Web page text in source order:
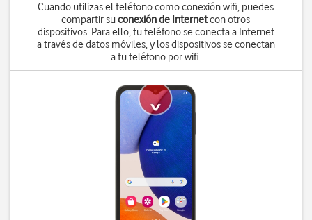
Cuando utilizas el teléfono como conexión wifi, puedes
compartir suconexión de Internetcon otros
dispositivos. Para ello, tu teléfono se conecta a Internet
a través de datos móviles, y los dispositivos se conectan
a tu teléfono por wifi.